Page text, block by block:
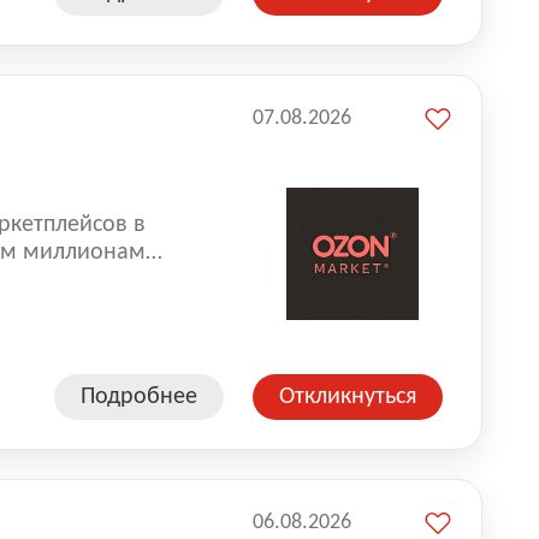
в
миллионам
сети, где
Ozon
Подробнее
07.08.2026
Откликнуться
06.08.2026